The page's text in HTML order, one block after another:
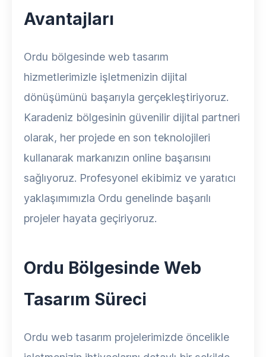
Avantajları
Ordu bölgesinde web tasarım
hizmetlerimizle işletmenizin dijital
dönüşümünü başarıyla gerçekleştiriyoruz.
Karadeniz bölgesinin güvenilir dijital partneri
olarak, her projede en son teknolojileri
kullanarak markanızın online başarısını
sağlıyoruz. Profesyonel ekibimiz ve yaratıcı
yaklaşımımızla Ordu genelinde başarılı
projeler hayata geçiriyoruz.
Ordu Bölgesinde Web
Tasarım Süreci
Ordu web tasarım projelerimizde öncelikle